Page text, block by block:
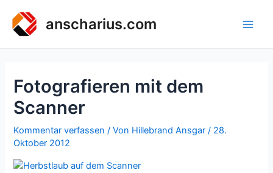
Inhalt
springen
anscharius.com
Fotografieren mit dem
Scanner
Kommentar verfassen / Von Hillebrand Ansgar / 28.
Oktober 2012